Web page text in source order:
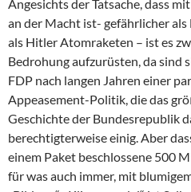
Angesichts der Tatsache, dass
an der Macht ist- gefährlicher
als Hitler Atomraketen – ist es
Bedrohung aufzurüsten, da sind
FDP nach langen Jahren einer
Appeasement-Politik, die das
Geschichte der Bundesrepublik
berechtigterweise einig. Aber
einem Paket beschlossene 500
für was auch immer, mit